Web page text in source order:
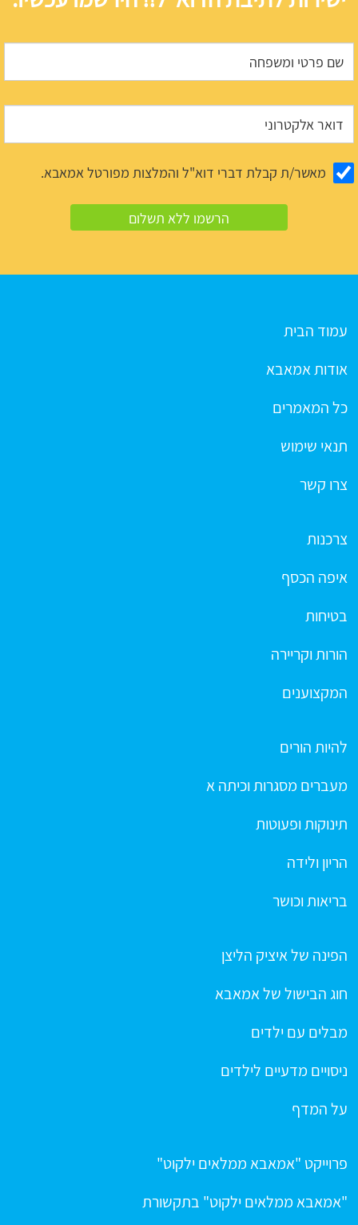
מאשר/ת קבלת דברי דוא"ל והמלצות מפורטל אמאבא.
עמוד הבית
אודות אמאבא
כל המאמרים
תנאי שימוש
צרו קשר
צרכנות
איפה הכסף
בטיחות
הורות וקריירה
המקצוענים
להיות הורים
מעברים מסגרות וכיתה א
תינוקות ופעוטות
הריון ולידה
בריאות וכושר
הפינה של איציק הליצן
חוג הבישול של אמאבא
מבלים עם ילדים
ניסויים מדעיים לילדים
על המדף
פרוייקט "אמאבא ממלאים ילקוט"
"אמאבא ממלאים ילקוט" בתקשורת